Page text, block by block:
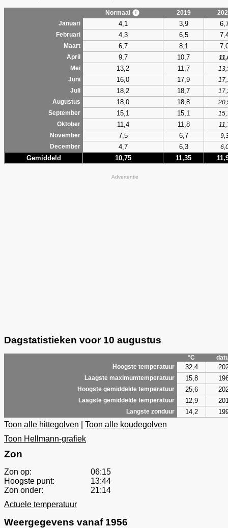
Normaal 2019
Januari
4,1 3,9
Februari 4,3 6,5
Maart 6,7 8,1
April 9,7 10,7
Mei
13,2 11,7
Juni
16,0 17,9
Juli
18,2 18,7
Augustus
18,0 18,8
September
15,1 15,1
Oktober
11,4 11,8
November
7,5 6,7
December
4,7 6,3
Gemiddeld 10,75 11,35
Advertentie
Dagstatistieken voor 10 augustus
°C
Hoogste temperatuur
32,4
Laagste maximumtemperatuur 15,8
Hoogste gemiddelde temperatuur 25,6
Laagste gemiddelde temperatuur 12,9
Langste zonduur 14,2
Toon alle hittegolven
Toon alle koudegolven
Toon Hellmann-grafiek
Zon
Zon op:
06:15
Hoogste punt:
13:44
Zon onder:
21:14
Actuele temperatuur
Weergegevens vanaf 1956